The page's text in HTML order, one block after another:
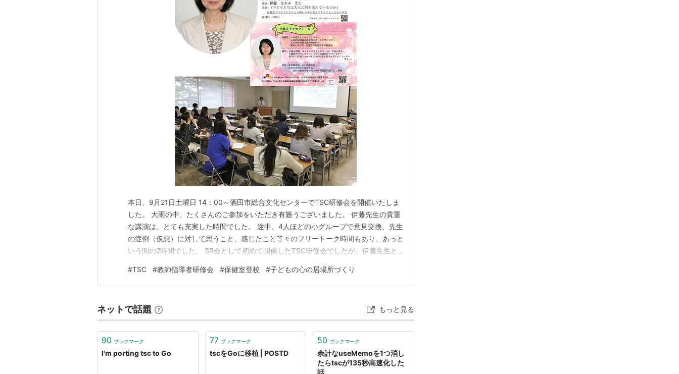
本日、9月21日土曜日 14：00～酒田市総合文化センターでTSC研修会を開催いたしま
した。 大雨の中、たくさんのご参加をいただき有難うございました。 伊藤先生の貴重
な講演は、とても充実した時間でした。 途中、4人ほどの小グループで意見交換、先生
の症例（仮想）に対して思うこと、感じたこと等々のフリートーク時間もあり、あっと
いう間の2時間でした。 SR会として初めて開催したTSC研修会でしたが、伊藤先生と
生には再度酒田に来ていただいて、またお話が聞きたいと思います。 雨の降りしきる
中、本日は誠に有難うございました。。…
#TSC #教師指導者研修会 #保健室登校 #子どもの心の居場所づくり
ネットで話題 もっと見る
90 ブックマーク
I'm porting tsc to Go
77 ブックマーク
tscをGoに移植 | POSTD
50 ブックマーク
余計なuseMemoを1つ消し
たらtscが135秒高速化した
話